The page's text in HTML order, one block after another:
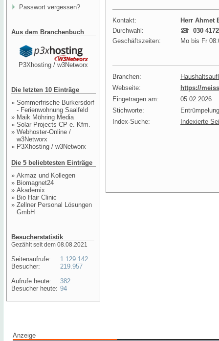
Passwort vergessen?
Aus dem Branchenbuch
P3Xhosting / w3Networx
Die letzten 10 Einträge
» Sommerfrische Burkersdorf
- Ferienwohnung Saalfeld
» Maik Möhring Media
» Solar Projects CP e. Kfm.
» Webhoster-Online /
w3Networx
» P3Xhosting / w3Networx
Die 5 beliebtesten Einträge
» Akmaz und Kollegen
» Biomagnet24
» Akademix
» Bio Hair Clinic
» Zellner Personal Lösungen
GmbH
Besucherstatistik
Gezählt seit dem 08.08.2021
Seitenaufrufe:
Besucher:
Aufrufe heute:
Besucher heute:
1.129.142
219.957
382
94
Kontakt:
Herr Ahmet
Durchwahl:
030
Geschäftszeiten:
Mo bis Fr
Branchen:
Webseite:
https://
Eingetragen am:
05.02.2026
Stichworte:
Index-Suche:
Indexierte
Anzeige